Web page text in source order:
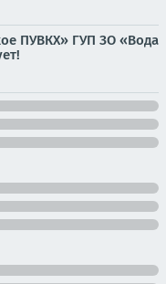
ПУВКХ» ГУП ЗО «Вода